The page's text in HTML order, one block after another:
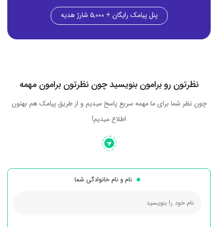
پنل پیامک رایگان + ۵,۰۰۰ شارژ هدیه
نظرتون رو برامون بنویسید چون نظرتون برامون مهمه
چون نظر شما برای ما مهمه سریع پاسخ میدیم و از طریق پیامک هم بهتون
اطلاع میدیم!
نام و نام خانوادگی شما